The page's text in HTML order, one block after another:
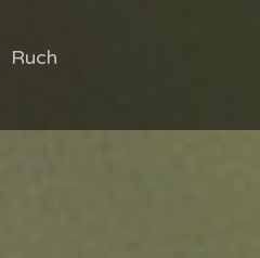
Ruch